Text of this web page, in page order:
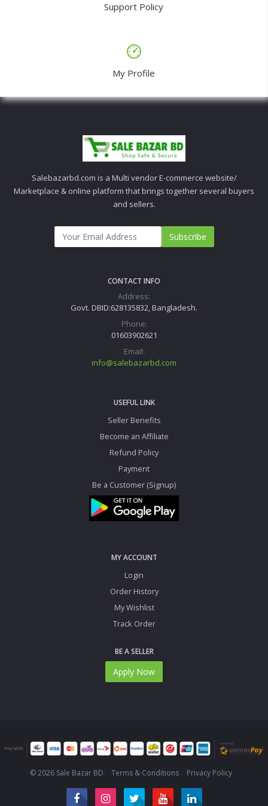
Support Policy
My Profile
Salebazarbd.com is a Multi vendor E-commerce website/
Marketplace & online platform that brings together several buyers
and sellers.
Subscribe
CONTACT INFO
Address:
Govt. DBID:628135832, Bangladesh.
Phone:
01603902621
Email:
info@salebazarbd.com
USEFUL LINK
Seller Benefits
Become an Affiliate
Refund Policy
Payment
Be a Customer (Signup)
MY ACCOUNT
Login
Order History
My Wishlist
Track Order
BE A SELLER
Apply Now
© 2026 Sale Bazar BD Terms & Conditions Privacy Policy